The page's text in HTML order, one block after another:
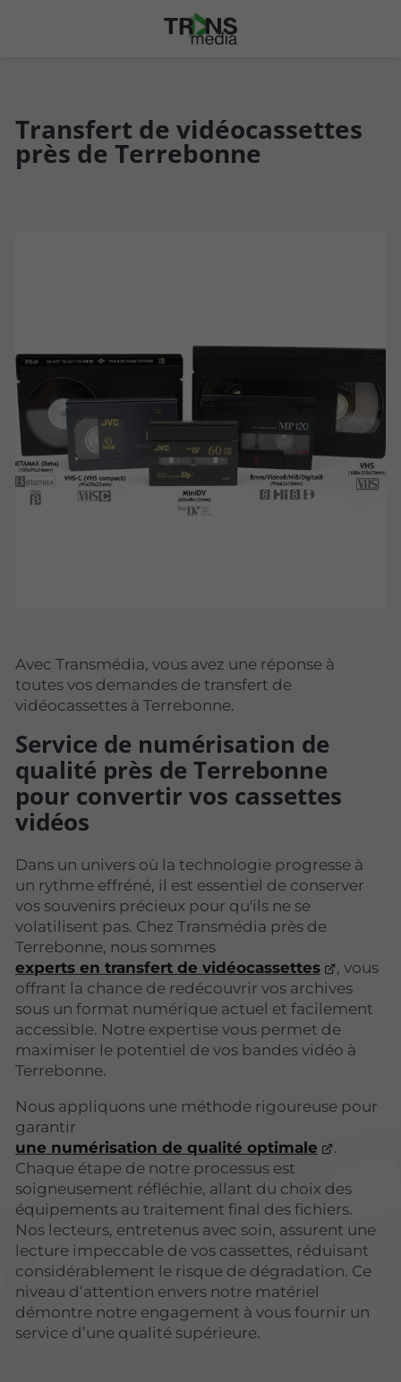
Transfert de vidéocassettes
près de Terrebonne
Avec Transmédia, vous avez une réponse à
toutes vos demandes de transfert de
vidéocassettes à Terrebonne.
Service de numérisation de
qualité près de Terrebonne
pour convertir vos cassettes
vidéos
Dans un univers où la technologie progresse à
un rythme effréné, il est essentiel de conserver
vos souvenirs précieux pour qu'ils ne se
volatilisent pas. Chez Transmédia près de
Terrebonne, nous sommes
experts en transfert de vidéocassettes
, vous
offrant la chance de redécouvrir vos archives
sous un format numérique actuel et facilement
accessible. Notre expertise vous permet de
maximiser le potentiel de vos bandes vidéo à
Terrebonne.
Nous appliquons une méthode rigoureuse pour
garantir
une numérisation de qualité optimale
.
Chaque étape de notre processus est
soigneusement réfléchie, allant du choix des
équipements au traitement final des fichiers.
Nos lecteurs, entretenus avec soin, assurent une
lecture impeccable de vos cassettes, réduisant
considérablement le risque de dégradation. Ce
niveau d’attention envers notre matériel
démontre notre engagement à vous fournir un
service d’une qualité supérieure.